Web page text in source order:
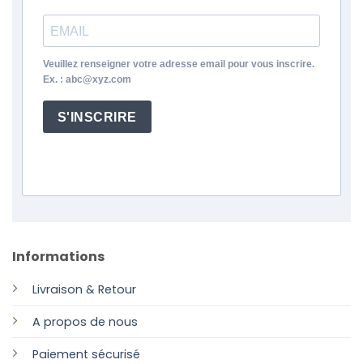
Informations
Livraison & Retour
A propos de nous
Paiement sécurisé
Veuillez renseigner votre adresse email pour vous inscrire.
Ex. : abc@xyz.com
S'INSCRIRE